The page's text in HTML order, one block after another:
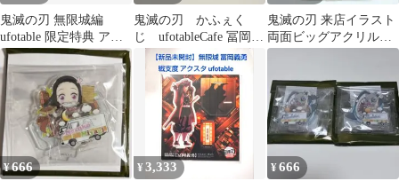
鬼滅の刃 無限城編
ufotable 限定特典 アク
スタ その他 冨岡義勇
鬼滅の刃 かふぇく
じ ufotableCafe 冨岡義
勇 B賞A
鬼滅の刃 来店イラスト
両面ビッグアクリルス
タンド 冨岡義勇
¥666 ¥3,333 ¥666